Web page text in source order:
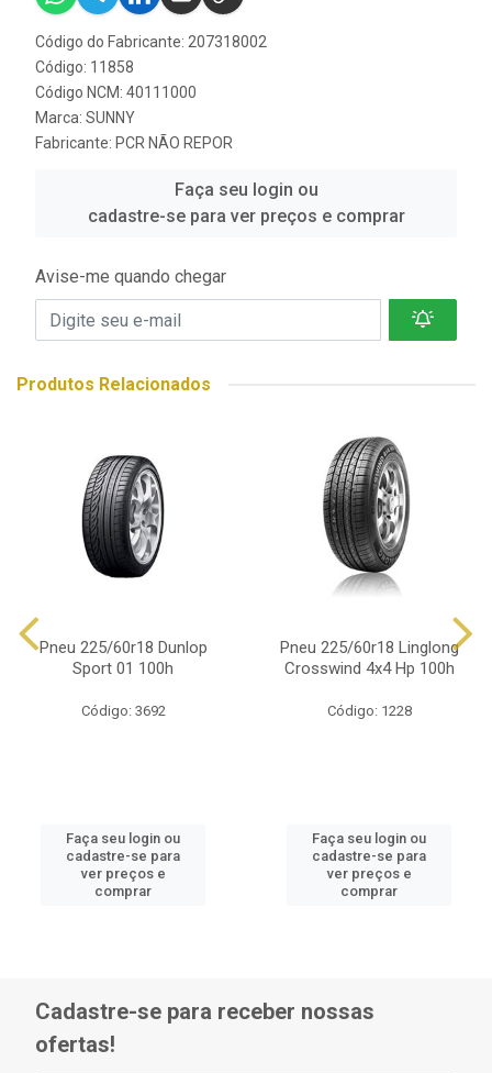
Código do Fabricante: 207318002
Código: 11858
Código NCM: 40111000
Marca: SUNNY
Fabricante: PCR NÃO REPOR
Faça seu login ou
cadastre-se para ver preços e comprar
Avise-me quando chegar
Produtos Relacionados
Pneu 225/60r18 Dunlop
Sport 01 100h
Código: 3692
Faça seu login ou
cadastre-se para
ver preços e
comprar
Pneu 225/60r18 Linglong
Crosswind 4x4 Hp 100h
Código: 1228
Faça seu login ou
cadastre-se para
ver preços e
comprar
Cadastre-se para receber nossas
ofertas!